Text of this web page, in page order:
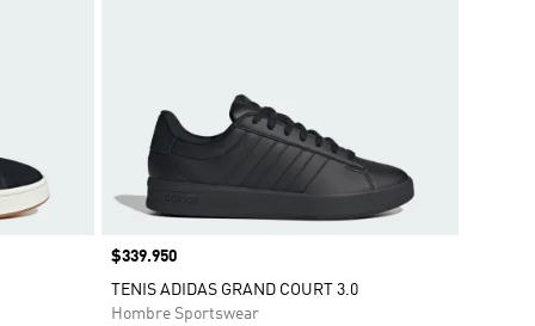
Precio
$339.950
TENIS ADIDAS GRAND COURT 3.0
Hombre Sportswear